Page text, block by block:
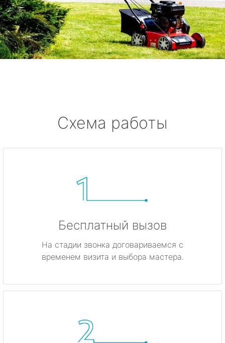
Схема работы
Бесплатный вызов
На стадии звонка договариваемся с
временем визита и выбора мастера.